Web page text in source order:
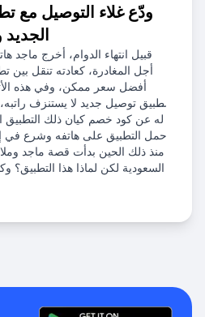
ودّع غلاء التوصيل مع
الجديد ووفر 12
قبيل انتهاء الدوام، أخرج
أجل المغادرة، كعادته تنقل
أفضل سعر ممكن، وفي هذه
تطبيق توصيل جديد لا يستنزف
له عن كود خصم كيان ذلك التطبيق
حمل التطبيق على هاتفه وشرع في
منذ ذلك الحين بدأت قصة ماجد
السعودية لكن لماذا هذا